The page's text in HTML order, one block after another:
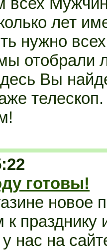
лет
нужно
отобрали
Вы
готовы!
новое
к
нас на